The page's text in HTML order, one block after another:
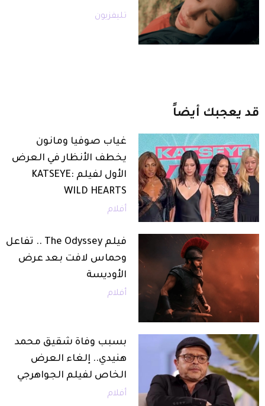
تليفزيون
قد يعجبك أيضاً
غياب صوفيا ومانون
يخطف الأنظار في العرض
الأول لفيلم KATSEYE:
WILD HEARTS
أفلام
فيلم The Odyssey .. تفاعل
وحماس لافت بعد عرض
الأوديسة
أفلام
بسبب وفاة شقيق محمد
هنيدي.. إلغاء العرض
الخاص لفيلم الجواهرجي
أفلام